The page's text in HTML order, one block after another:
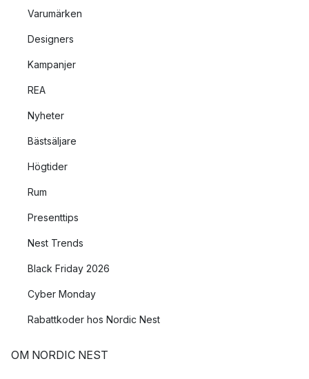
Varumärken
Designers
Kampanjer
REA
Nyheter
Bästsäljare
Högtider
Rum
Presenttips
Nest Trends
Black Friday 2026
Cyber Monday
Rabattkoder hos Nordic Nest
OM NORDIC NEST